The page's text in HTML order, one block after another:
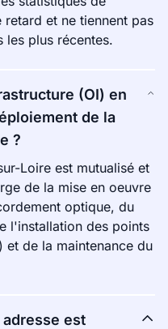
retard et ne tiennent pas
les plus récentes.
(OI) en
de la
?
Loire est mutualisé et
de la mise en oeuvre
optique, du
l'installation des points
et de la maintenance du
est